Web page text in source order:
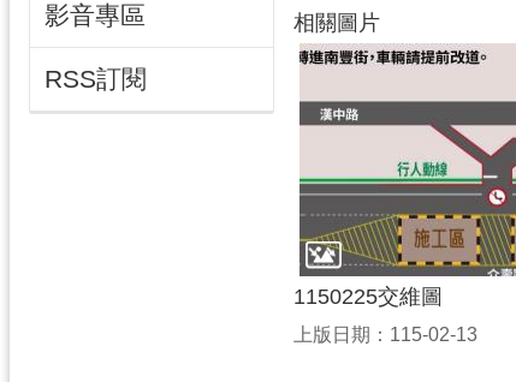
影音專區
RSS訂閱
相關圖片
1150225交維圖
上版日期：115-02-13